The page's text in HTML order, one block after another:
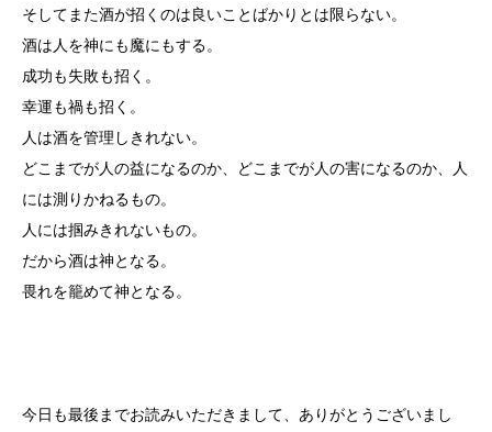
そしてまた酒が招くのは良いことばかりとは限らない。
酒は人を神にも魔にもする。
成功も失敗も招く。
幸運も禍も招く。
人は酒を管理しきれない。
どこまでが人の益になるのか、どこまでが人の害になるのか、人
には測りかねるもの。
人には掴みきれないもの。
だから酒は神となる。
畏れを籠めて神となる。
今日も最後までお読みいただきまして、ありがとうございまし